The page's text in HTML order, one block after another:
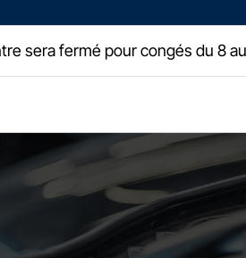
sera fermé pour congés du 8